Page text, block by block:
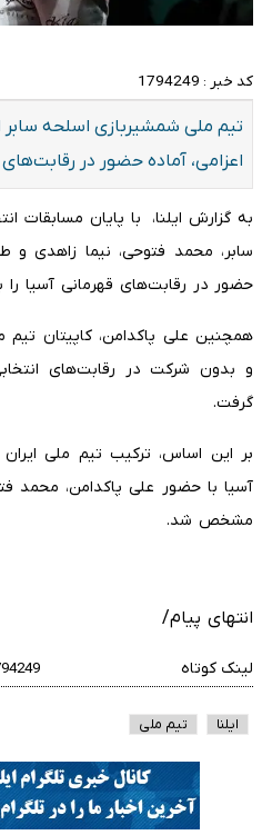
کد خبر : 1794249
تیم ملی شمشیربازی اسلحه
اعزامی، آماده حضور در
به گزارش ایلنا، با پایان مسابقات
سابر، محمد فتوحی، نیما زاهدی و
حضور در رقابت‌های قهرمانی آسیا
همچنین علی پاکدامن، کاپیتان تیم
و بدون شرکت در رقابت‌های
گرفت.
بر این اساس، ترکیب تیم ملی
آسیا با حضور علی پاکدامن، محمد
مشخص شد.
انتهای پیام/
لینک کوتاه
ایلنا تیم ملی